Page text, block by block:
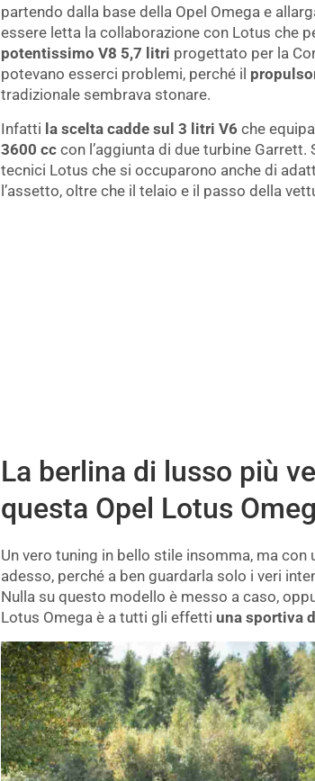
partendo dalla base della Opel Omega e
essere letta la collaborazione con Lotus che
potentissimo V8 5,7 litri progettato per la
potevano esserci problemi, perché il
tradizionale sembrava stonare.
Infatti la scelta cadde sul 3 litri V6 che
3600 cc con l’aggiunta di due turbine
tecnici Lotus che si occuparono anche di
l’assetto, oltre che il telaio e il passo della
La berlina di lusso più
questa Opel Lotus
Un vero tuning in bello stile insomma, ma
adesso, perché a ben guardarla solo i veri
Nulla su questo modello è messo a caso,
Lotus Omega è a tutti gli effetti una sportiva